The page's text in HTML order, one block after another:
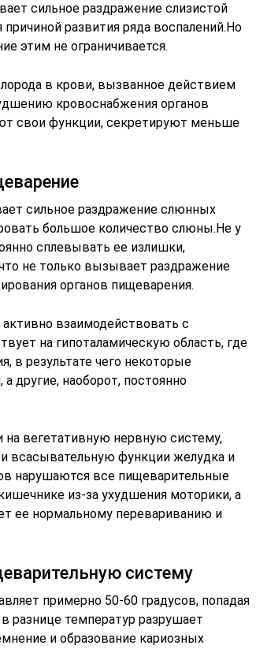
сильное раздражение слизистой
развития ряда воспалений.Но
этим не ограничивается.
в крови, вызванное действием
кровоснабжения органов
свои функции, секретируют меньше
сильное раздражение слюнных
большое количество слюны.Не у
сплевывать ее излишки,
не только вызывает раздражение
органов пищеварения.
взаимодействовать с
на гипоталамическую область, где
в результате чего некоторые
другие, наоборот, постоянно
на вегетативную нервную систему,
всасывательную функции желудка и
нарушаются все пищеварительные
из-за ухудшения моторики, а
ее нормальному перевариванию и
систему
примерно 50-60 градусов, попадая
разнице температур разрушает
и образование кариозных